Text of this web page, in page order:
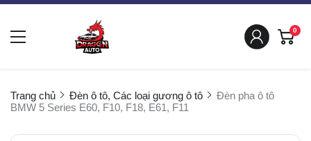
0
Trang chủ Đèn ô tô, Các loại gương ô tô
Đèn pha ô tô
BMW 5 Series E60, F10, F18, E61, F11